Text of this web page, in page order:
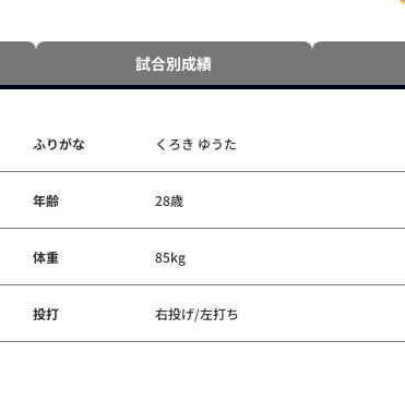
試合別成績
ふりがな くろき ゆうた
年齢 28歳
体重 85kg
投打 右投げ/左打ち